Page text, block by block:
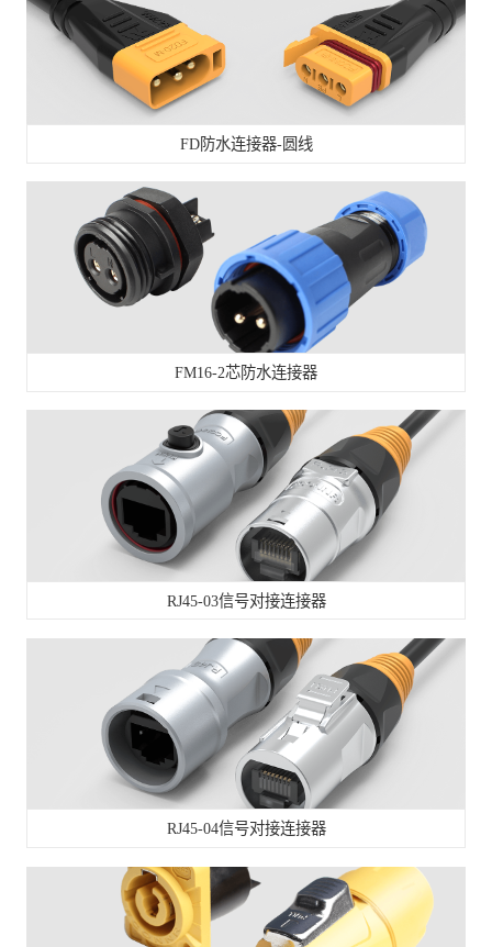
FD防水连接器-圆线
FM16-2芯防水连接器
RJ45-03信号对接连接器
RJ45-04信号对接连接器